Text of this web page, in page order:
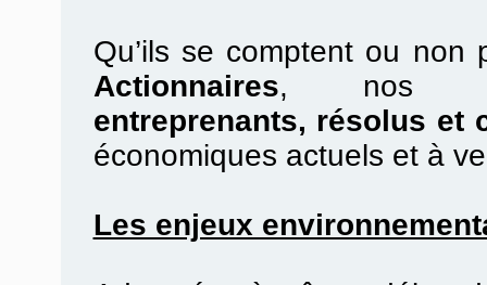
Qu’ils se comptent ou non
Actionnaires, nos
entreprenants, résolus et
économiques actuels et à
Les enjeux